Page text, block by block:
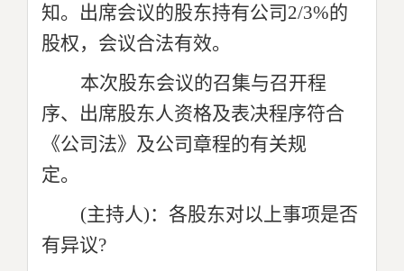
知。出席会议的股东持有公司2/3%的
股权，会议合法有效。
本次股东会议的召集与召开程
序、出席股东人资格及表决程序符合
《公司法》及公司章程的有关规
定。
(主持人)：各股东对以上事项是否
有异议?